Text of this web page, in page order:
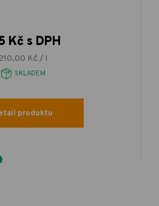
Kč s DPH
Kč / l
SKLADEM
produktu